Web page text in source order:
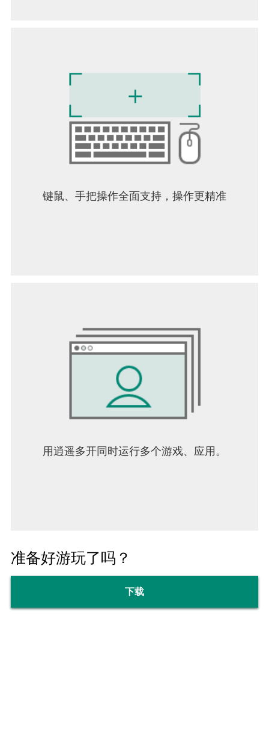
■ 权限关闭方式
▶ Android 6.0及以上：设置 > 应用 > 权限 > 选择权
▶ Android 6.0以下：升级系统或删除应用
键鼠、手把操作全面支持，操作更精准
用逍遥多开同时运行多个游戏、应用。
准备好游玩了吗？
下载